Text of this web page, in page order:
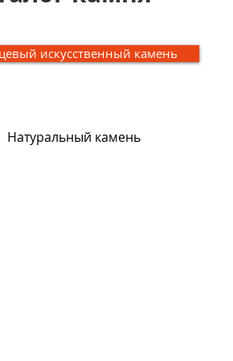
искусственный камень
Натуральный камень